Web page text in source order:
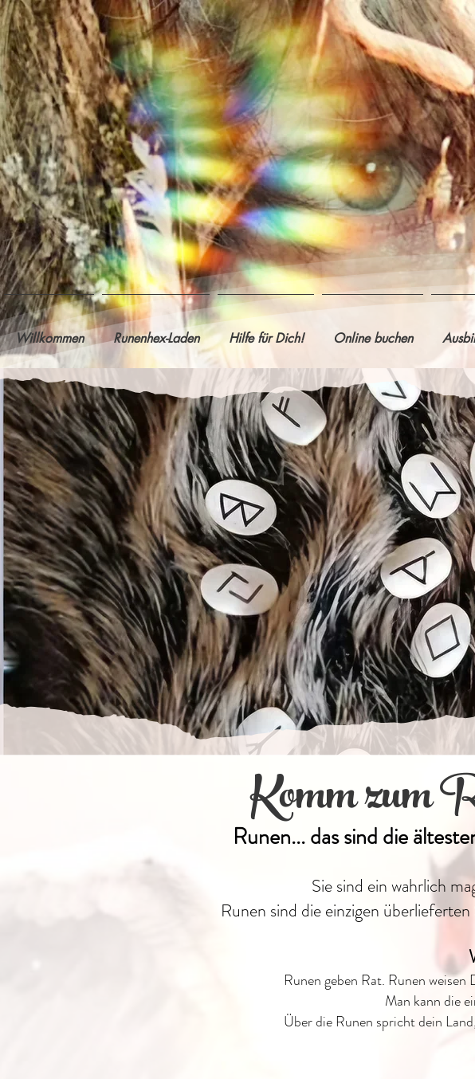
Willkommen Runenhex-Laden Hilfe für Dich! Online buchen
Runen... das sind die
Sie sind ein wahrlich
Runen sind die einzigen
Runen geben Rat. Runen weisen
Man kann die
Über die Runen spricht dein
Komm zum